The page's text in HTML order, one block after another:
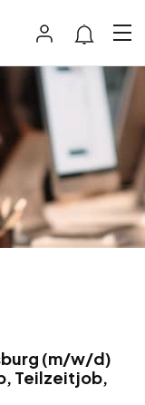
(m/w/d)
Teilzeitjob,